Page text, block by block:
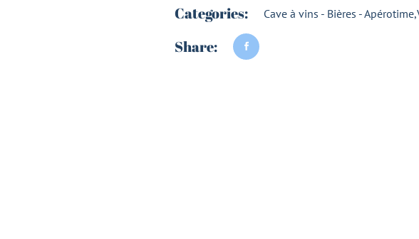
Categories: Cave à vins - Bières - Apérotime,
Share: